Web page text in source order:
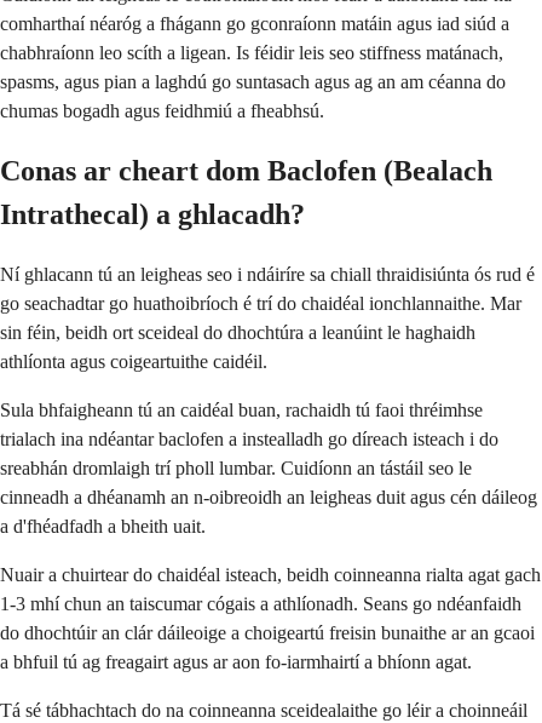
comharthaí néaróg a fhágann go gconraíonn matáin agus iad siúd a
chabhraíonn leo scíth a ligean. Is féidir leis seo stiffness matánach,
spasms, agus pian a laghdú go suntasach agus ag an am céanna do
chumas bogadh agus feidhmiú a fheabhsú.
Conas ar cheart dom Baclofen (Bealach
Intrathecal) a ghlacadh?
Ní ghlacann tú an leigheas seo i ndáiríre sa chiall thraidisiúnta ós rud é
go seachadtar go huathoibríoch é trí do chaidéal ionchlannaithe. Mar
sin féin, beidh ort sceideal do dhochtúra a leanúint le haghaidh
athlíonta agus coigeartuithe caidéil.
Sula bhfaigheann tú an caidéal buan, rachaidh tú faoi thréimhse
trialach ina ndéantar baclofen a instealladh go díreach isteach i do
sreabhán dromlaigh trí pholl lumbar. Cuidíonn an tástáil seo le
cinneadh a dhéanamh an n-oibreoidh an leigheas duit agus cén dáileog
a d'fhéadfadh a bheith uait.
Nuair a chuirtear do chaidéal isteach, beidh coinneanna rialta agat gach
1-3 mhí chun an taiscumar cógais a athlíonadh. Seans go ndéanfaidh
do dhochtúir an clár dáileoige a choigeartú freisin bunaithe ar an gcaoi
a bhfuil tú ag freagairt agus ar aon fo-iarmhairtí a bhíonn agat.
Tá sé tábhachtach do na coinneanna sceidealaithe go léir a choinneáil